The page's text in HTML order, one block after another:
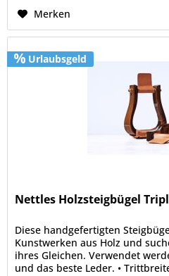
Merken
Urlaubsgeld
Nettles Holzsteigbügel
Diese handgefertigten
Kunstwerken aus Holz und
ihres Gleichen. Verwendet
und das beste Leder. •